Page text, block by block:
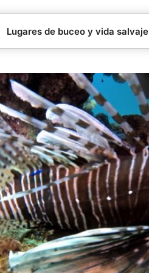
Lugares de buceo y vida salvaje